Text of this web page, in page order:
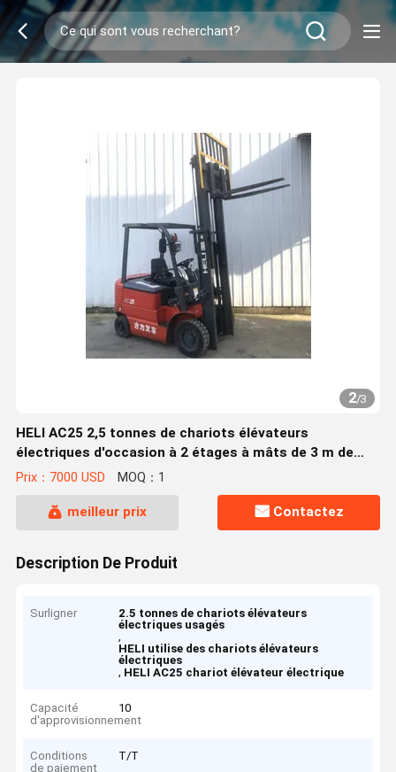
2/3
HELI AC25 2,5 tonnes de chariots élévateurs
électriques d'occasion à 2 étages à mâts de 3 m de
hauteur de levage
Prix：7000 USD MOQ：1
meilleur prix Contactez
Description De Produit
Surligner
2.5 tonnes de chariots élévateurs
électriques usagés
,
HELI utilise des chariots élévateurs
électriques
, HELI AC25 chariot élévateur électrique
Capacité
d'approvisionnement
10
Conditions
de paiement
T/T